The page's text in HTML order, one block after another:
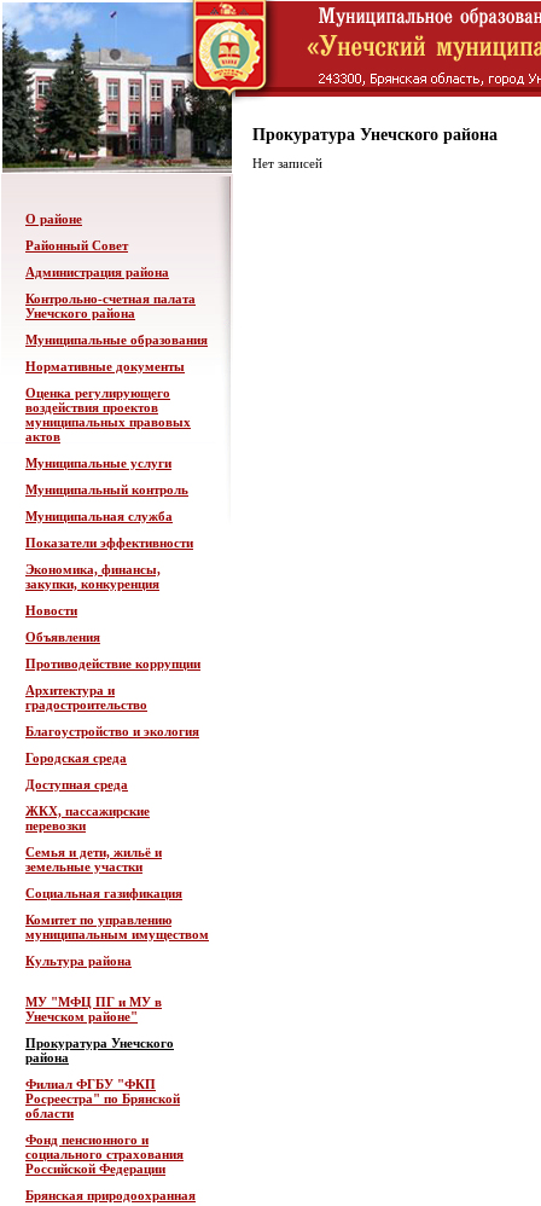
О районе
Районный Совет
Администрация района
Контрольно-счетная палата
Унечского района
Муниципальные образования
Нормативные документы
Оценка регулирующего
воздействия проектов
муниципальных правовых
актов
Муниципальные услуги
Муниципальный контроль
Муниципальная служба
Показатели эффективности
Экономика, финансы,
закупки, конкуренция
Новости
Объявления
Противодействие коррупции
Архитектура и
градостроительство
Благоустройство и экология
Городская среда
Доступная среда
ЖКХ, пассажирские
перевозки
Семья и дети, жильё и
земельные участки
Социальная газификация
Комитет по управлению
муниципальным имуществом
Культура района
МУ "МФЦ ПГ и МУ в
Унечском районе"
Прокуратура Унечского
района
Филиал ФГБУ "ФКП
Росреестра" по Брянской
области
Фонд пенсионного и
социального страхования
Российской Федерации
Брянская природоохранная
Прокуратура Унечского района
Нет записей